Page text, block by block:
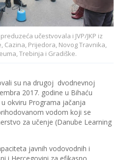
učestvovala i JVP/JKP iz
Cazina, Prijedora, Novog Travnika,
Trebinja i Gradiške.
su na drugoj dvodnevnoj
2017. godine u Bihaću
okviru Programa jačanja
vodom koji se
za učenje (Danube Learning
javnih vodovodnih i